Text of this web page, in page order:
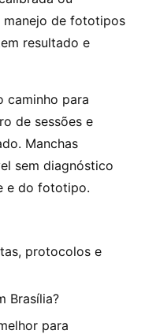
manejo de fototipos
resultado e
caminho para
de sessões e
Manchas
sem diagnóstico
e do fototipo.
protocolos e
Brasília?
para